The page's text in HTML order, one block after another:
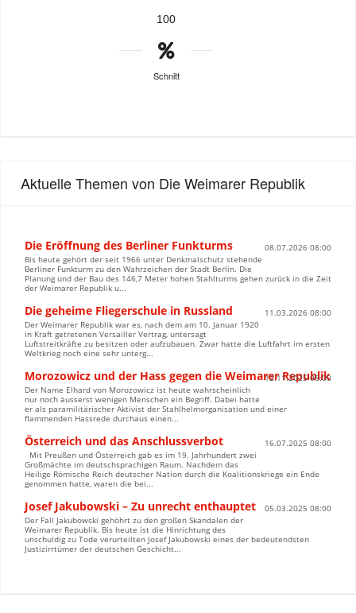
100
Schnitt
Aktuelle Themen von Die Weimarer Republik
Die Eröffnung des Berliner Funkturms
08.07.2026 08:00
Bis heute gehört der seit 1966 unter Denkmalschutz stehende
Berliner Funkturm zu den Wahrzeichen der Stadt Berlin. Die
Planung und der Bau des 146,7 Meter hohen Stahlturms gehen zurück in die Zeit
der Weimarer Republik u...
Die geheime Fliegerschule in Russland
11.03.2026 08:00
Der Weimarer Republik war es, nach dem am 10. Januar 1920
in Kraft getretenen Versailler Vertrag, untersagt
Luftstreitkräfte zu besitzen oder aufzubauen. Zwar hatte die Luftfahrt im ersten
Weltkrieg noch eine sehr unterg...
Morozowicz und der Hass gegen die Weimarer Republik
12.11.2025 08:00
Der Name Elhard von Morozowicz ist heute wahrscheinlich
nur noch äusserst wenigen Menschen ein Begriff. Dabei hatte
er als paramilitärischer Aktivist der Stahlhelmorganisation und einer
flammenden Hassrede durchaus einen...
Österreich und das Anschlussverbot
16.07.2025 08:00
Mit Preußen und Österreich gab es im 19. Jahrhundert zwei
Großmächte im deutschsprachigen Raum. Nachdem das
Heilige Römische Reich deutscher Nation durch die Koalitionskriege ein Ende
genommen hatte, waren die bei...
Josef Jakubowski – Zu unrecht enthauptet
05.03.2025 08:00
Der Fall Jakubowski gehöhrt zu den großen Skandalen der
Weimarer Republik. Bis heute ist die Hinrichtung des
unschuldig zu Tode verurteilten Josef Jakubowski eines der bedeutendsten
Justizirrtümer der deutschen Geschicht...